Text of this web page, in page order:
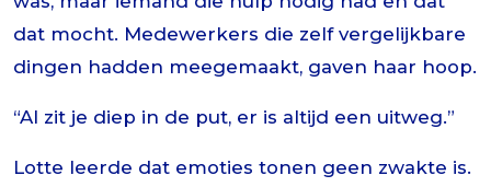
dat mocht. Medewerkers die zelf vergelijkbare
dingen hadden meegemaakt, gaven haar hoop.
“Al zit je diep in de put, er is altijd een uitweg.”
Lotte leerde dat emoties tonen geen zwakte is.